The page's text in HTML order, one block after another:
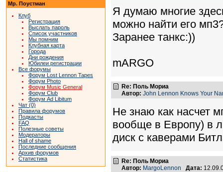
Мр. Поустман
Клуб
Регистрация
Выслать пароль
Список участников
Мы помним
Клубная карта
Города
Дни рождения
Юбилеи регистрации
Все форумы
Форум Lost Lennon Tapes
Форум Photo
Форум Music General
Форум Club
Форум Ad Libitum
Чат (0)
Правила форумов
Подкасты
FAQ
Полезные советы
Модераторы
Hall of shame
Последние сообщения
Архив форумов
Статистика
Я думаю многие
можно найти его
Заранее танкс:))
mARGO
Re: Поль Мориа
Автор: John Lennon Knows Your
Не знаю как насчет
вообще в Европу) в
диск с каверами
Re: Поль Мориа
Автор: MargoLennon Дата: